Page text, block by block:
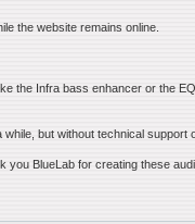
the website remains online.
the Infra bass enhancer or the
but without technical support
BlueLab for creating these